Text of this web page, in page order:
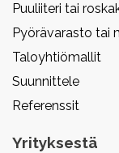
Puuliiteri tai
Pyörävarasto tai
Taloyhtiömallit
Suunnittele
Referenssit
Yrityksestä